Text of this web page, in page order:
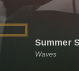
Summer
Waves